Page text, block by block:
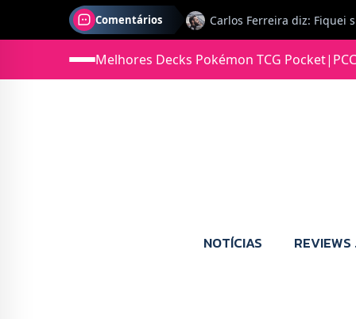
Comentários
Jonas diz: Estou
Melhores Decks Pokémon TCG Pocket|
NOTÍCIAS REVIEWS